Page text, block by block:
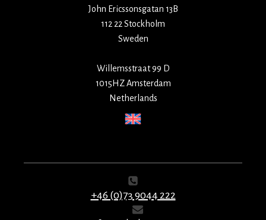
John Ericssonsgatan 13B
112 22 Stockholm
Sweden
Willemsstraat 99 D
1015HZ Amsterdam
Netherlands
+46 (0)73 9044 222